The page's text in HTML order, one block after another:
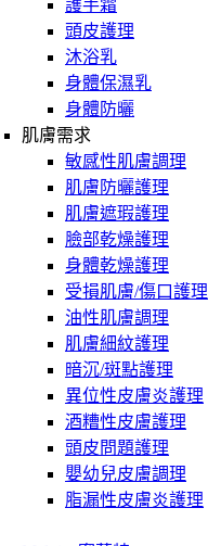
護手霜
頭皮護理
沐浴乳
身體保濕乳
身體防曬
肌膚需求
敏感性肌膚調理
肌膚防曬護理
肌膚遮瑕護理
臉部乾燥護理
身體乾燥護理
受損肌膚/傷口護理
油性肌膚調理
肌膚細紋護理
暗沉/斑點護理
異位性皮膚炎護理
酒糟性皮膚護理
頭皮問題護理
嬰幼兒皮膚調理
脂漏性皮膚炎護理